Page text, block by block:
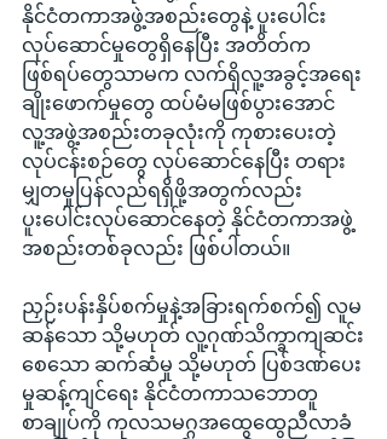
နိုင်ငံတကာအဖွဲ့အစည်းတွေနဲ့ ပူးပေါင်း
လုပ်ဆောင်မှုတွေရှိနေပြီး အတိတ်က
ဖြစ်ရပ်တွေသာမက လက်ရှိလူ့အခွင့်အရေး
ချိုးဖောက်မှုတွေ ထပ်မံမဖြစ်ပွားအောင်
လူ့အဖွဲ့အစည်းတခုလုံးကို ကုစားပေးတဲ့
လုပ်ငန်းစဉ်တွေ လုပ်ဆောင်နေပြီး တရား
မျှတမှုပြန်လည်ရရှိဖို့အတွက်လည်း
ပူးပေါင်းလုပ်ဆောင်နေတဲ့ နိုင်ငံတကာအဖွဲ့
အစည်းတစ်ခုလည်း ဖြစ်ပါတယ်။
ညှဉ်းပန်းနှိပ်စက်မှုနဲ့အခြားရက်စက်၍ လူမ
ဆန်သော သို့မဟုတ် လူ့ဂုဏ်သိက္ခာကျဆင်း
စေသော ဆက်ဆံမှု သို့မဟုတ် ပြစ်ဒဏ်ပေး
မှုဆန့်ကျင်ရေး နိုင်ငံတကာသဘောတူ
စာချုပ်ကို ကုလသမဂ္ဂအထွေထွေညီလာခံ